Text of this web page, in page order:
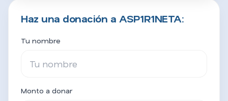
Haz una donación a ASP1R1NETA:
Tu nombre
Monto a donar